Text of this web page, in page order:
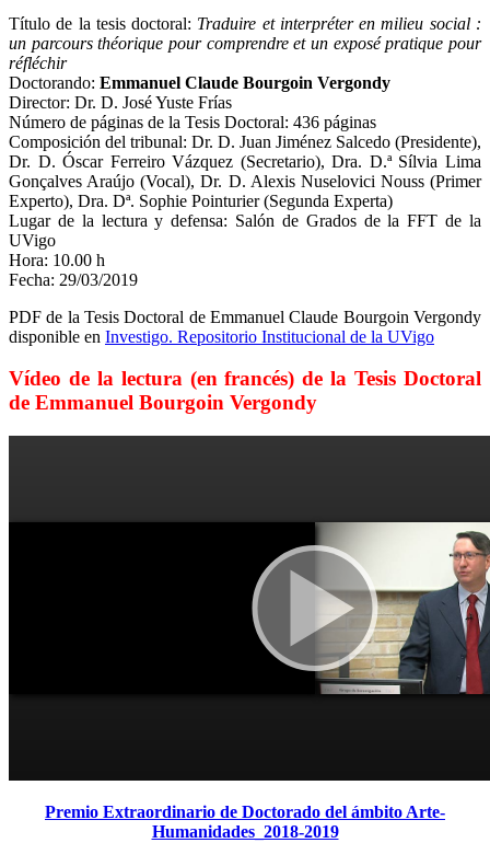
Título de la tesis doctoral: Traduire et interpréter en milieu social :
un parcours théorique pour comprendre et un exposé pratique pour
réfléchir
Doctorando: Emmanuel Claude Bourgoin Vergondy
Director: Dr. D. José Yuste Frías
Número de páginas de la Tesis Doctoral: 436 páginas
Composición del tribunal: Dr. D. Juan Jiménez Salcedo (Presidente),
Dr. D. Óscar Ferreiro Vázquez (Secretario), Dra. D.ª Sílvia Lima
Gonçalves Araújo (Vocal), Dr. D. Alexis Nuselovici Nouss (Primer
Experto), Dra. Dª. Sophie Pointurier (Segunda Experta)
Lugar de la lectura y defensa: Salón de Grados de la FFT de la
UVigo
Hora: 10.00 h
Fecha: 29/03/2019
PDF de la Tesis Doctoral de Emmanuel Claude Bourgoin Vergondy
disponible en Investigo. Repositorio Institucional de la UVigo
Vídeo de la lectura (en francés) de la Tesis Doctoral
de Emmanuel Bourgoin Vergondy
Premio Extraordinario de Doctorado del ámbito Arte-
Humanidades_2018-2019